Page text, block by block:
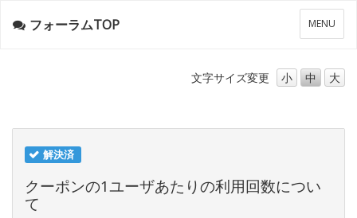
メ
ニ
ー
MENU
フォーラムTOP
文字サイズ変更 小 中 大
解決済
クーポンの1ユーザあたりの利用回数につい
て